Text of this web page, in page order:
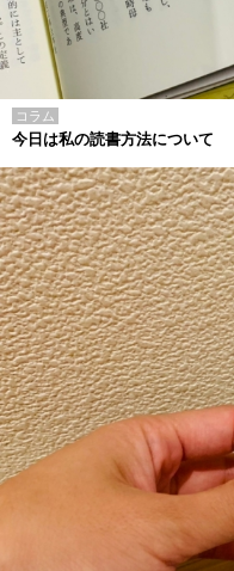
コラム
今日は私の読書方法について